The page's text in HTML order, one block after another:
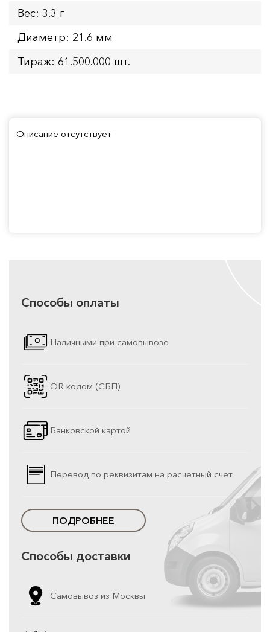
Вес: 3.3 г
Диаметр: 21.6 мм
Тираж: 61.500.000 шт.
Описание отсутствует
Способы оплаты
Наличными при самовывозе
QR кодом (СБП)
Банковской картой
Перевод по реквизитам на расчетный счет
ПОДРОБНЕЕ
Способы доставки
Самовывоз из Москвы